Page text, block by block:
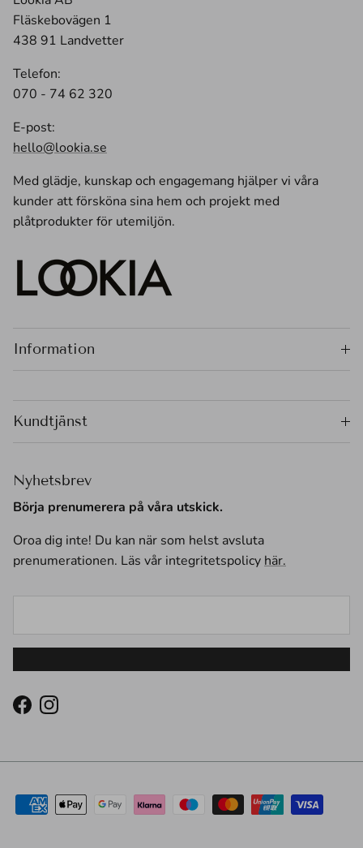
Fläskebovägen 1
438 91 Landvetter
Telefon:
070 - 74 62 320
E-post:
hello@lookia.se
Med glädje, kunskap och engagemang hjälper vi våra
kunder att försköna sina hem och projekt med
plåtprodukter för utemiljön.
Information
Kundtjänst
Nyhetsbrev
Börja prenumerera på våra utskick.
Oroa dig inte! Du kan när som helst avsluta
prenumerationen. Läs vår integritetspolicyhär.
FacebookInstagram